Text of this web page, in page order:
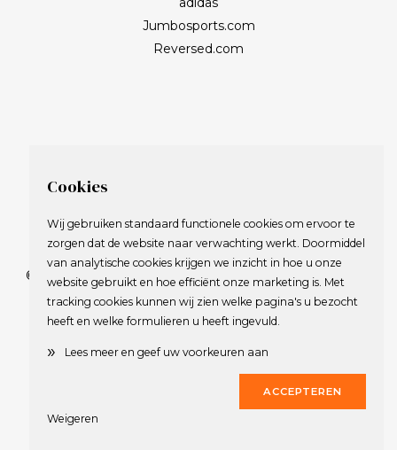
Jumbosports.com
Reversed.com
© 2009-2023 Nederlandse Vereniging van Golfspelende
Journalisten.
Alle rechten voorbehouden.
Privacy Statement
Deze website werd gerealiseerd doorDirk
Cookies
Wij gebruiken standaard functionele cookies om ervoor te
zorgen dat de website naar verwachting werkt. Doormiddel
van analytische cookies krijgen we inzicht in hoe u onze
website gebruikt en hoe efficiënt onze marketing is. Met
tracking cookies kunnen wij zien welke pagina's u bezocht
heeft en welke formulieren u heeft ingevuld.
» Lees meer en geef uw voorkeuren aan
ACCEPTEREN
Weigeren